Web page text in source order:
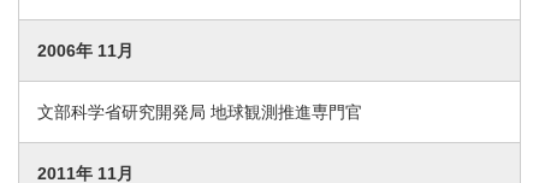
2006年 11月
文部科学省研究開発局 地球観測推進専門官
2011年 11月